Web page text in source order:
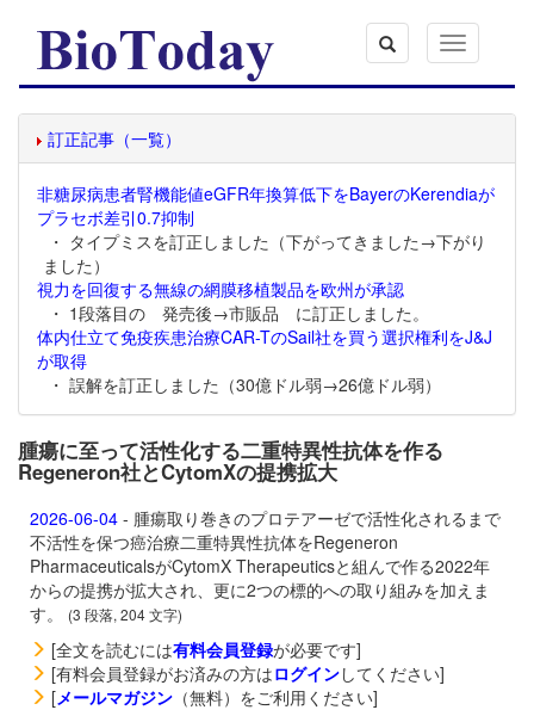
Toggle
navigation
訂正記事（一覧）
非糖尿病患者腎機能値eGFR年換算低下をBayerのKerendiaが
プラセボ差引0.7抑制
・ タイプミスを訂正しました（下がってきました→下がり
ました）
視力を回復する無線の網膜移植製品を欧州が承認
・ 1段落目の 発売後→市販品 に訂正しました。
体内仕立て免疫疾患治療CAR-TのSail社を買う選択権利をJ&J
が取得
・ 誤解を訂正しました（30億ドル弱→26億ドル弱）
腫瘍に至って活性化する二重特異性抗体を作る
Regeneron社とCytomXの提携拡大
2026-06-04 - 腫瘍取り巻きのプロテアーゼで活性化されるまで
不活性を保つ癌治療二重特異性抗体をRegeneron
PharmaceuticalsがCytomX Therapeuticsと組んで作る2022年
からの提携が拡大され、更に2つの標的への取り組みを加えま
す。
(3 段落, 204 文字)
[全文を読むには有料会員登録が必要です]
[有料会員登録がお済みの方はログインしてください]
[メールマガジン （無料）をご利用ください]